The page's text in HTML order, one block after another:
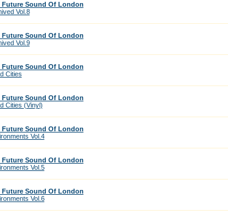
Future Sound Of London
Vol.8
Future Sound Of London
Vol.9
Future Sound Of London
Cities
Future Sound Of London
Cities (Vinyl)
Future Sound Of London
Vol.4
Future Sound Of London
Vol.5
Future Sound Of London
Vol.6